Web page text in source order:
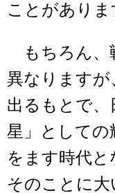
ことがありま
もちろん、
異なりますが
出るもとで、
星」としての
をます時代と
そのことに